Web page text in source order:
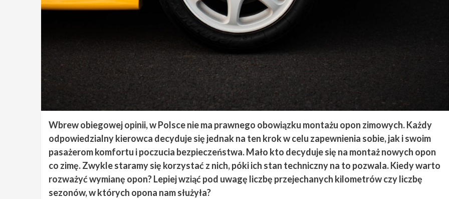
Wbrew obiegowej opinii, w Polsce nie ma prawnego obowiązku montażu opon zimowych. Każdy
odpowiedzialny kierowca decyduje się jednak na ten krok w celu zapewnienia sobie, jak i swoim
pasażerom komfortu i poczucia bezpieczeństwa. Mało kto decyduje się na montaż nowych opon
co zimę. Zwykle staramy się korzystać z nich, póki ich stan techniczny na to pozwala. Kiedy warto
rozważyć wymianę opon? Lepiej wziąć pod uwagę liczbę przejechanych kilometrów czy liczbę
sezonów, w których opona nam służyła?